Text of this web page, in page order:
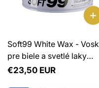
Soft99 White Wax - Vosk
pre biele a svetlé laky
300g
Normálna
€23,50 EUR